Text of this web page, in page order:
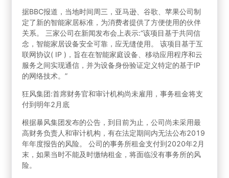
据BBC报道，当地时间周三，亚马逊、谷歌、苹果公司制
定了新的智能家居标准，为消费者提供了方便使用的伙伴
关系。 三家公司在新闻发布会上表示:“该项目基于共同信
念，智能家居设备安全可靠，应无缝使用。 该项目基于互
联网协议( IP )，旨在在智能家庭设备、移动应用程序和云
服务之间实现通信，并为设备身份验证定义特定的基于IP
的网络技术。”
狂风集团:首席财务官和审计机构尚未雇用，事务租金将支
付到明年2月底
根据暴风集团发布的公告，到目前为止，公司尚未采用最
高财务负责人和审计机构，有在法定期间内无法公布2019
年年度报告的风险。 公司的事务所租金支付到2020年2月
末，如果当时不能及时缴纳租金，将面临没有事务所的风
险。